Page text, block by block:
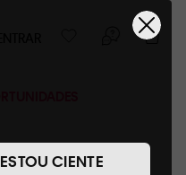
ESTOU CIENTE